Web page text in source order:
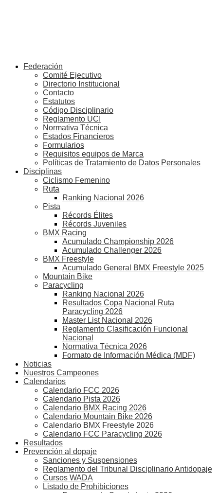
Federación
Comité Ejecutivo
Directorio Institucional
Contacto
Estatutos
Código Disciplinario
Reglamento UCI
Normativa Técnica
Estados Financieros
Formularios
Requisitos equipos de Marca
Políticas de Tratamiento de Datos Personales
Disciplinas
Ciclismo Femenino
Ruta
Ranking Nacional 2026
Pista
Récords Élites
Récords Juveniles
BMX Racing
Acumulado Championship 2026
Acumulado Challenger 2026
BMX Freestyle
Acumulado General BMX Freestyle 2025
Mountain Bike
Paracycling
Ranking Nacional 2026
Resultados Copa Nacional Ruta
Paracycling 2026
Master List Nacional 2026
Reglamento Clasificación Funcional
Nacional
Normativa Técnica 2026
Formato de Información Médica (MDF)
Noticias
Nuestros Campeones
Calendarios
Calendario FCC 2026
Calendario Pista 2026
Calendario BMX Racing 2026
Calendario Mountain Bike 2026
Calendario BMX Freestyle 2026
Calendario FCC Paracycling 2026
Resultados
Prevención al dopaje
Sanciones y Suspensiones
Reglamento del Tribunal Disciplinario Antidopaje
Cursos WADA
Listado de Prohibiciones